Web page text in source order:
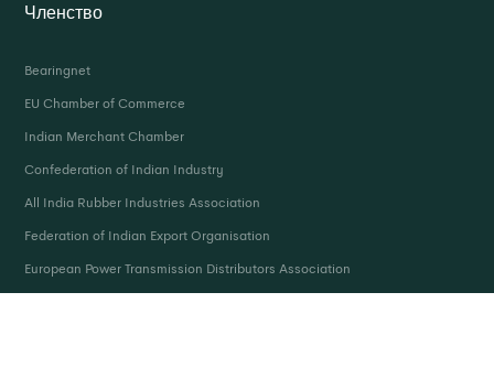
Членство
Bearingnet
EU Chamber of Commerce
Indian Merchant Chamber
Confederation of Indian Industry
All India Rubber Industries Association
Federation of Indian Export Organisation
European Power Transmission Distributors Association